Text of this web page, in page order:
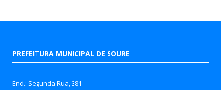
PREFEITURA MUNICIPAL DE SOURE
End.: Segunda Rua, 381